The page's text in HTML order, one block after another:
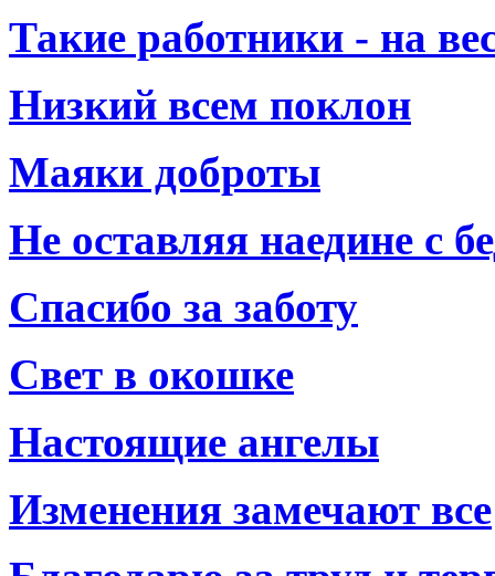
Такие работники - на
Низкий всем поклон
Маяки доброты
Не оставляя наедине с
Спасибо за заботу
Свет в окошке
Настоящие ангелы
Изменения замечают все